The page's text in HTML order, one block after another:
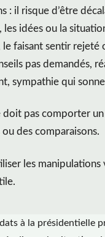
: il risque d’être
les idées ou la
le faisant sentir rejeté
pas demandés,
sympathie qui
doit pas comporter
des comparaisons.
les
à la présidentielle